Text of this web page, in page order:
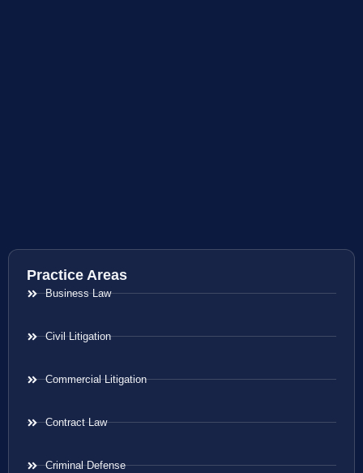
Practice Areas
Business Law
Civil Litigation
Commercial Litigation
Contract Law
Criminal Defense